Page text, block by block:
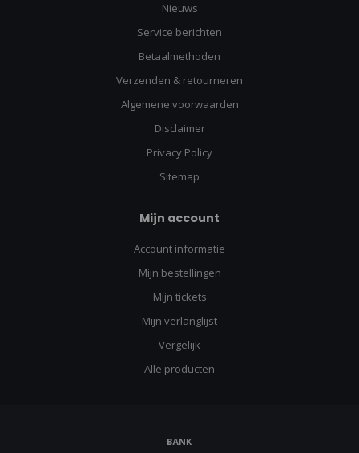
Nieuws
Service berichten
Betaalmethoden
Verzenden & retourneren
Algemene voorwaarden
Disclaimer
Privacy Policy
Sitemap
Mijn account
Account informatie
Mijn bestellingen
Mijn tickets
Mijn verlanglijst
Vergelijk
Alle producten